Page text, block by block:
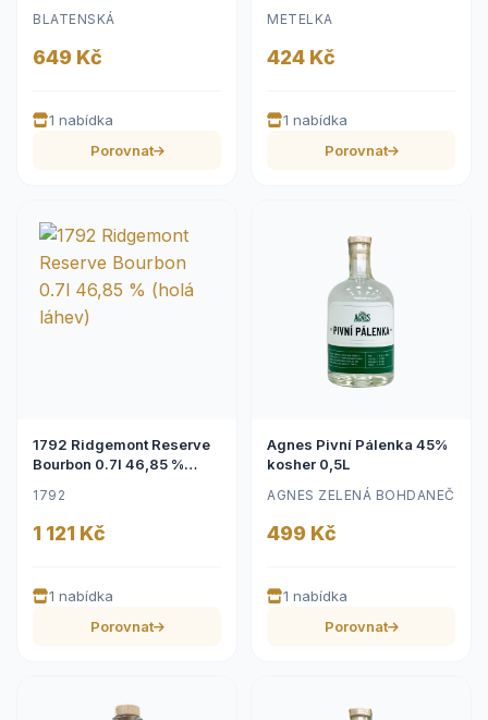
BLATENSKÁ
649 Kč
1 nabídka
Porovnat
METELKA
424 Kč
1 nabídka
Porovnat
1792 Ridgemont Reserve
Bourbon 0.7l 46,85 %
1792
1 121 Kč
1 nabídka
Porovnat
Agnes Pivní Pálenka 45%
kosher 0,5L
AGNES ZELENÁ BOHDANEČ
499 Kč
1 nabídka
Porovnat